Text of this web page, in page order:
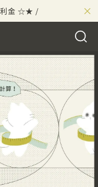
×
利金 ☆★ /
利金 ☆★ /